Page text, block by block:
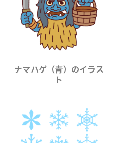
ナマハゲ（青）のイラス
ト